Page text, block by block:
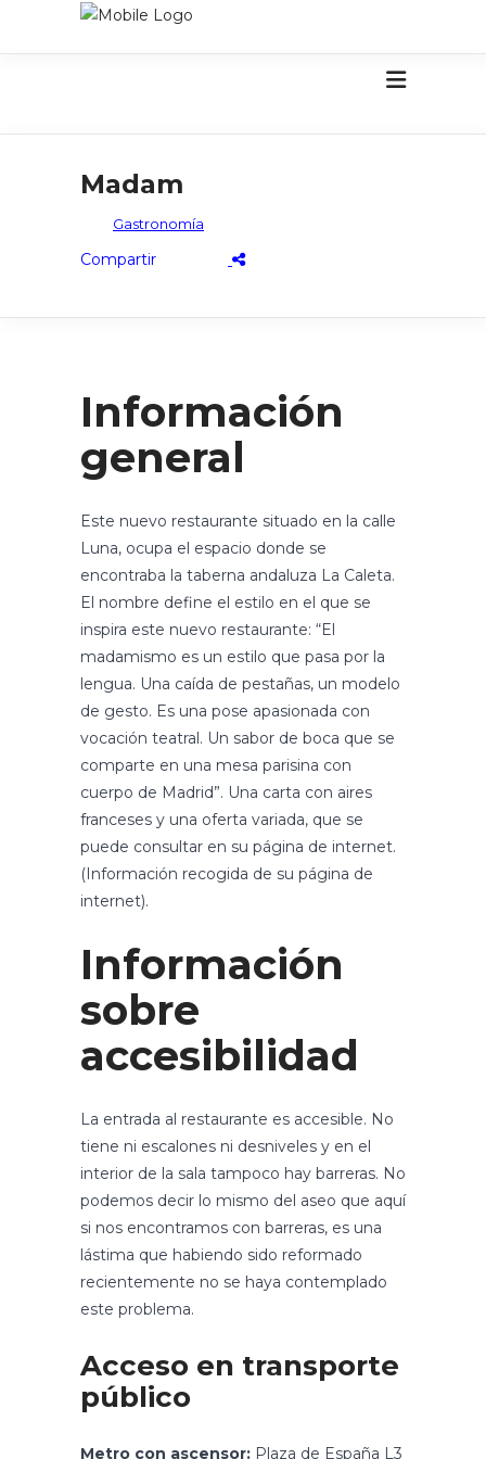
Madam
Gastronomía
Información
general
Este nuevo restaurante situado en la calle
Luna, ocupa el espacio donde se
encontraba la taberna andaluza La Caleta.
El nombre define el estilo en el que se
inspira este nuevo restaurante: “El
madamismo es un estilo que pasa por la
lengua. Una caída de pestañas, un modelo
de gesto. Es una pose apasionada con
vocación teatral. Un sabor de boca que se
comparte en una mesa parisina con
cuerpo de Madrid”. Una carta con aires
franceses y una oferta variada, que se
puede consultar en su página de internet.
(Información recogida de su página de
internet).
Información
sobre
accesibilidad
La entrada al restaurante es accesible. No
tiene ni escalones ni desniveles y en el
interior de la sala tampoco hay barreras. No
podemos decir lo mismo del aseo que aquí
si nos encontramos con barreras, es una
lástima que habiendo sido reformado
recientemente no se haya contemplado
este problema.
Acceso en transporte
público
Metro con ascensor: Plaza de España L3